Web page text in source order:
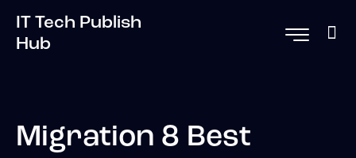
IT Tech Publish
Hub
Migration 8 Best